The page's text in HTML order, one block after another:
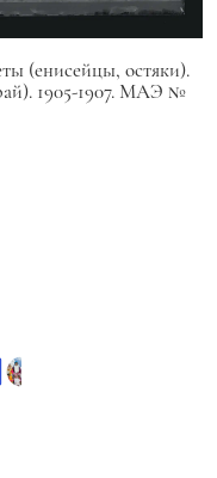
(енисейцы, остяки).
1905-1907. МАЭ №